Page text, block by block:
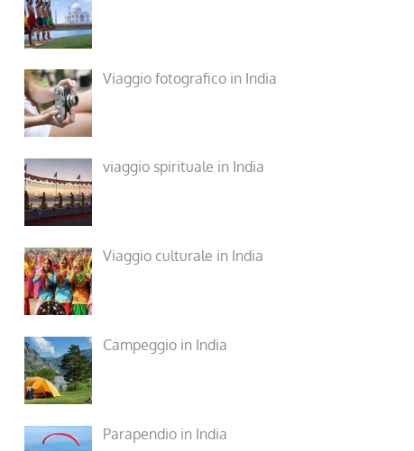
Viaggio fotografico in India
viaggio spirituale in India
Viaggio culturale in India
Campeggio in India
Parapendio in India